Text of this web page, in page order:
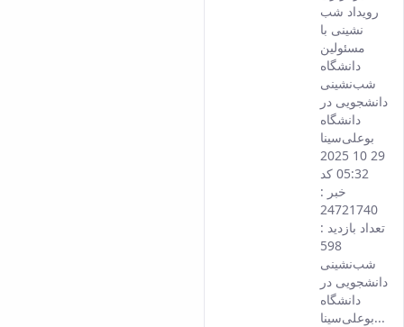
the
of this
رویداد شب
نشینی با
مسئولین
دانشگاه
شب‌نشینی
دانشجویی در
دانشگاه
بوعلی‌سینا
29 10 2025
05:32 کد
خبر :
24721740
تعداد بازدید :
598
شب‌نشینی
دانشجویی در
دانشگاه
بوعلی‌سینا...